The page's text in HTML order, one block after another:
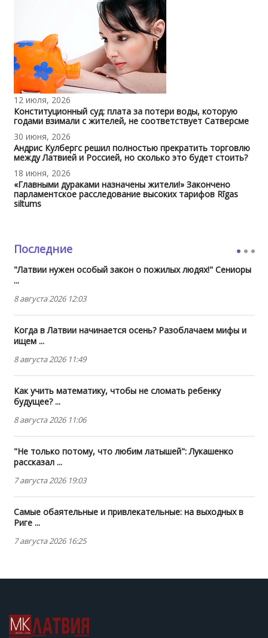
12 июля, 2026
Конституционный суд: плата за потери воды, которую
годами взимали с жителей, не соответствует Сатверсме
30 июня, 2026
Андрис Кулбергс решил полностью прекратить торговлю
между Латвией и Россией, но сколько это будет стоить?
18 июня, 2026
«Главными дураками назначены жители!» Закончено
парламентское расследование высоких тарифов Rīgas
siltums
Последние
"Латвии нужен особый закон о пожилых людях!" Сениоры
...
8 августа 2026 12:03
Когда в Латвии начинается осень? Разоблачаем мифы и
ищем ...
8 августа 2026 11:49
Как учить математику, чтобы не сломать ребенку
будущее? ...
8 августа 2026 11:06
"Не только потому, что любим латышей": Лукашенко
рассказал ...
7 августа 2026 19:03
Самые обаятельные и привлекательные: на выходных в
Риге ...
7 августа 2026 16:25